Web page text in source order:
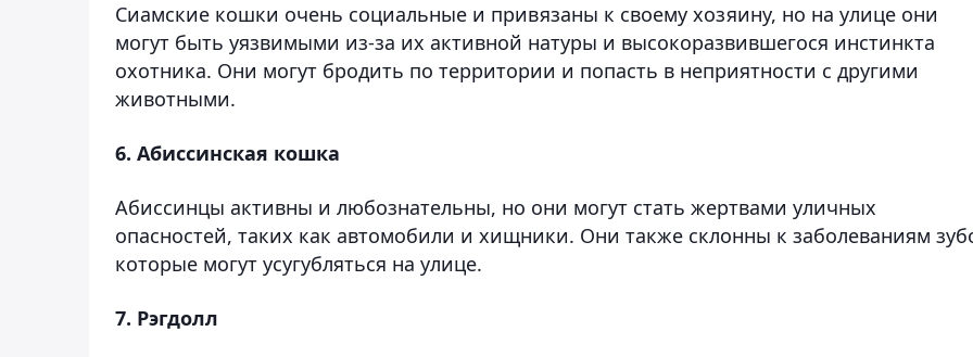
Сиамские кошки очень социальные и привязаны к своему хозяину, но на улице они
могут быть уязвимыми из-за их активной натуры и высокоразвившегося инстинкта
охотника. Они могут бродить по территории и попасть в неприятности с другими
животными.
6. Абиссинская кошка
Абиссинцы активны и любознательны, но они могут стать жертвами уличных
опасностей, таких как автомобили и хищники. Они также склонны к заболеваниям
которые могут усугубляться на улице.
7. Рэгдолл